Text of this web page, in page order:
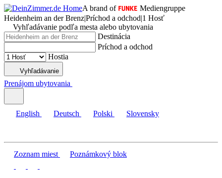
A brand of
Mediengruppe
Heidenheim an der Brenz|Príchod a odchod|1 Hosť
Vyhľadávanie podľa mesta alebo ubytovania
Destinácia
Príchod a odchod
Hostia
Vyhľadávanie
Prenájom ubytovania
English Deutsch Polski Slovensky
Zoznam miest Poznámkový blok